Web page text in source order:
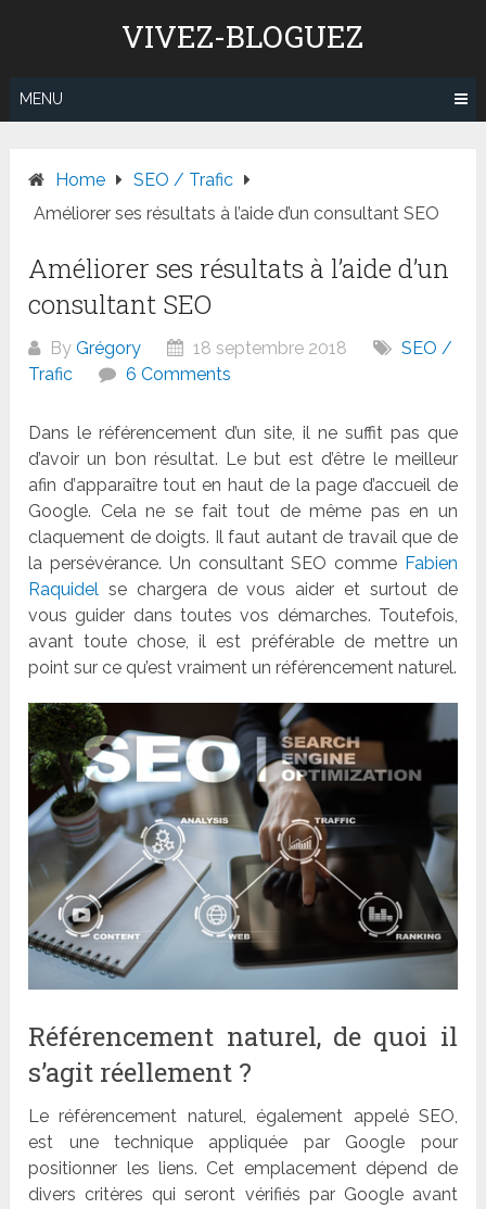
VIVEZ-BLOGUEZ
MENU
Home
SEO / Trafic
Améliorer ses résultats à l’aide d’un consultant SEO
Améliorer ses résultats à l’aide d’un
consultant SEO
ByGrégory 18 septembre 2018
SEO /
Trafic
6 Comments
Dans le référencement d’un site, il ne suffit pas que
d’avoir un bon résultat. Le but est d’être le meilleur
afin d’apparaître tout en haut de la page d’accueil de
Google. Cela ne se fait tout de même pas en un
claquement de doigts. Il faut autant de travail que de
la persévérance. Un consultant SEO comme Fabien
Raquidel se chargera de vous aider et surtout de
vous guider dans toutes vos démarches. Toutefois,
avant toute chose, il est préférable de mettre un
point sur ce qu’est vraiment un référencement naturel.
Référencement naturel, de quoi il
s’agit réellement ?
Leréférencement naturel, également appelé SEO,
est une technique appliquée par Google pour
positionner les liens. Cet emplacement dépend de
divers critères qui seront vérifiés par Google avant